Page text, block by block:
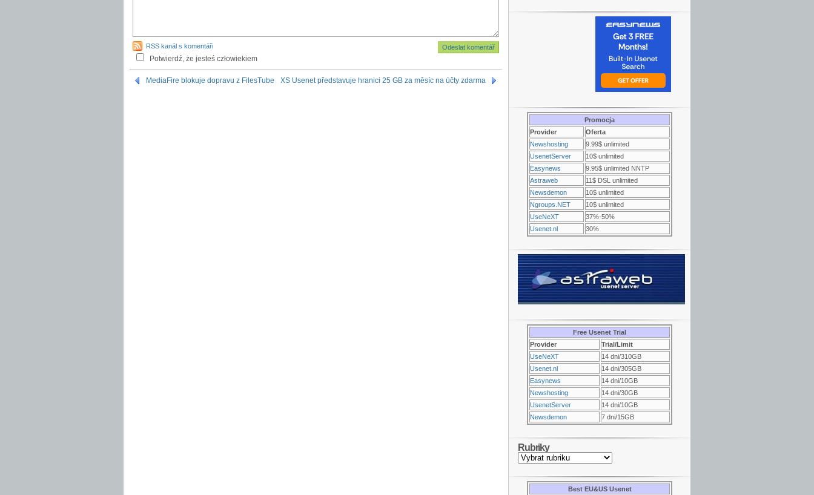
RSS kanál s komentáři
Potwierdź, że jesteś człowiekiem
MediaFire blokuje dopravu z FilesTube XS Usenet představuje hranici 25 GB za měsíc na účty zdarma
Promocja
Provider
Oferta
Newshosting
9.99$ unlimited
UsenetServer
10$ unlimited
Easynews
9.95$ unlimited NNTP
Astraweb
11$ DSL unlimited
Newsdemon
10$ unlimited
Ngroups.NET
10$ unlimited
UseNeXT
37%-50%
Usenet.nl
30%
Free Usenet Trial
Provider
Trial/Limit
UseNeXT
14 dni/310GB
Usenet.nl
14 dni/305GB
Easynews
14 dni/10GB
Newshosting
14 dni/30GB
UsenetServer
14 dni/10GB
Newsdemon
7 dni/15GB
Rubriky
Best EU&US Usenet